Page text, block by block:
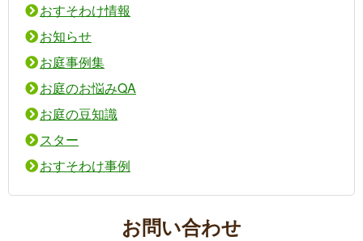
おすそわけ情報
お知らせ
お庭事例集
お庭のお悩みQA
お庭の豆知識
スター
おすそわけ事例
お問い合わせ